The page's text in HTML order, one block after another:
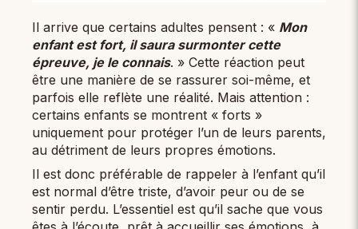
Il arrive que certains adultes pensent : « Mon
enfant est fort, il saura surmonter cette
épreuve, je le connais. » Cette réaction peut
être une manière de se rassurer soi-même, et
parfois elle reflète une réalité. Mais attention :
certains enfants se montrent « forts »
uniquement pour protéger l’un de leurs parents,
au détriment de leurs propres émotions.
Il est donc préférable de rappeler à l’enfant qu’il
est normal d’être triste, d’avoir peur ou de se
sentir perdu. L’essentiel est qu’il sache que vous